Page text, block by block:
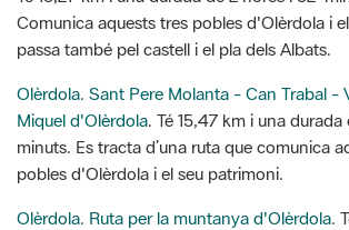
Olèrdola. Sant Pere Molanta - Can Trabal -
Miquel d'Olèrdola
. Té 15,47 km i una durada
minuts. Es tracta d’una ruta que comunica
pobles d'Olèrdola i el seu patrimoni.
Olèrdola. Ruta per la muntanya d'Olèrdola
.
durada d'1 hora i 10 minuts. És una ruta
castell baixant al fondo de la Seguera i
calç de Can Castellví.